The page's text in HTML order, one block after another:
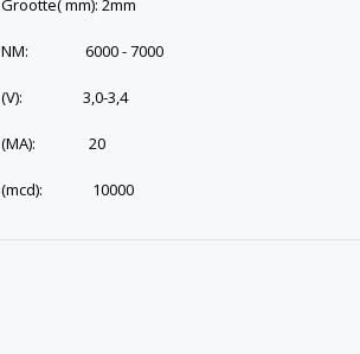
Grootte( mm): 2mm
NM: 6000 - 7000
(V): 3,0-3,4
(MA): 20
(mcd): 10000